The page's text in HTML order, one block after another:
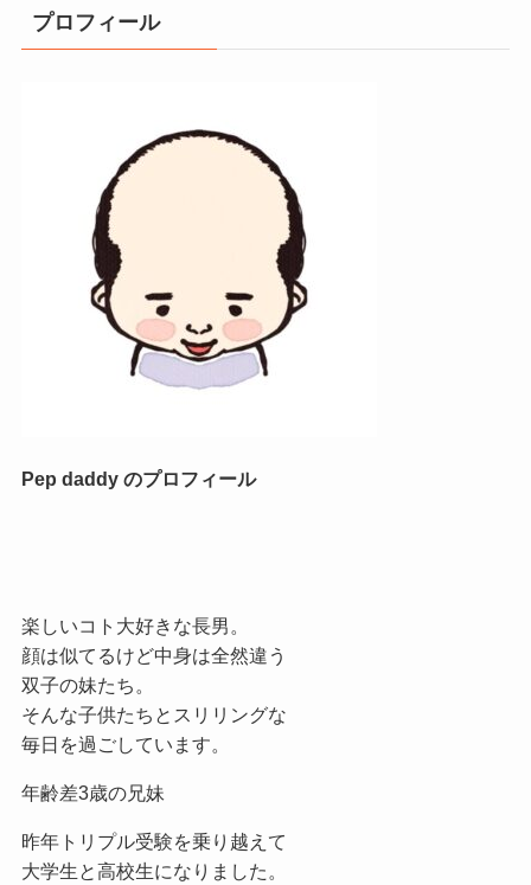
プロフィール
Pep daddy のプロフィール
楽しいコト大好きな長男。
顔は似てるけど中身は全然違う
双子の妹たち。
そんな子供たちとスリリングな
毎日を過ごしています。
年齢差3歳の兄妹
昨年トリプル受験を乗り越えて
大学生と高校生になりました。